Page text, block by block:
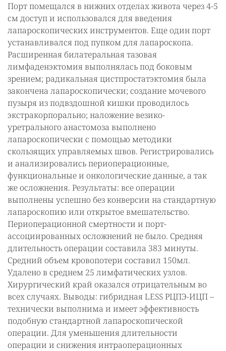
Порт помещался в нижних отделах живота через 4-5
см доступ и использовался для введения
лапароскопических инструментов. Еще один порт
устанавливался под пупком для лапароскопа.
Расширенная билатеральная тазовая
лимфаденэктомия выполнялась под боковым
зрением; радикальная цистпростатэктомия была
закончена лапароскопически; создание мочевого
пузыря из подвздошной кишки проводилось
экстракорпорально; наложение везико-
уретрального анастомоза выполнено
лапароскопически с помощью методики
скользящих управляемых швов. Регистрировались
и анализировались периоперационные,
функциональные и онкологические данные, а так
же осложнения. Результаты: все операции
выполнены успешно без конверсии на стандартную
лапароскопию или открытое вмешательство.
Периоперационной смертности и порт-
ассоциированных осложнений не было. Средняя
длительность операции составила 383 минуты.
Средний объем кровопотери составил 150мл.
Удалено в среднем 25 лимфатических узлов.
Хирургический край оказался отрицательным во
всех случаях. Выводы: гибридная LESS РЦПЭ-ИЦП –
технически выполнима и имеет эффективность
подобную стандартной лапароскопической
операции. Для уменьшения длительности
операции и снижения интраоперационных